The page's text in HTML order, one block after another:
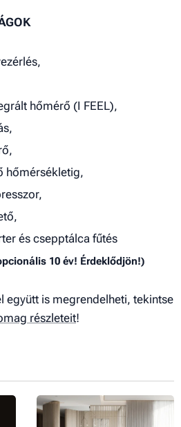
hőmérő (I FEEL),
hőmérsékletig,
és csepptálca fűtés
10 év! Érdeklődjön!)
együtt is megrendelheti, tekintse
részleteit!